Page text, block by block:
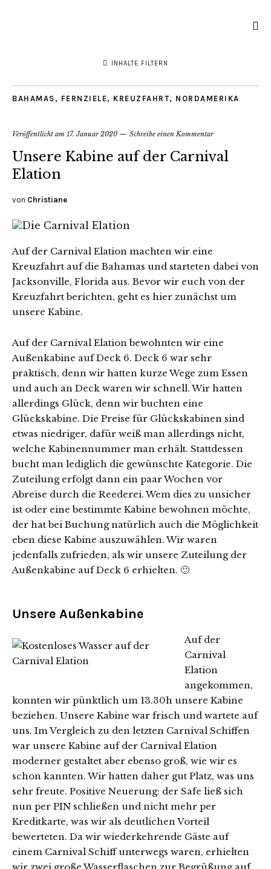
INHALTE FILTERN
BAHAMAS , FERNZIELE, KREUZFAHRT, NORDAMERIKA
Veröffentlicht am 17. Januar 2020 Schreibe einen Kommentar
Unsere Kabine auf der Carnival
Elation
von Christiane
Auf der Carnival Elation machten wir eine
Kreuzfahrt auf die Bahamas und starteten dabei von
Jacksonville, Florida aus. Bevor wir euch von der
Kreuzfahrt berichten, geht es hier zunächst um
unsere Kabine.
Auf der Carnival Elation bewohnten wir eine
Außenkabine auf Deck 6. Deck 6 war sehr
praktisch, denn wir hatten kurze Wege zum Essen
und auch an Deck waren wir schnell. Wir hatten
allerdings Glück, denn wir buchten eine
Glückskabine. Die Preise für Glückskabinen sind
etwas niedriger, dafür weiß man allerdings nicht,
welche Kabinennummer man erhält. Stattdessen
bucht man lediglich die gewünschte Kategorie. Die
Zuteilung erfolgt dann ein paar Wochen vor
Abreise durch die Reederei. Wem dies zu unsicher
ist oder eine bestimmte Kabine bewohnen möchte,
der hat bei Buchung natürlich auch die Möglichkeit
eben diese Kabine auszuwählen. Wir waren
jedenfalls zufrieden, als wir unsere Zuteilung der
Außenkabine auf Deck 6 erhielten. 🙂
Unsere Außenkabine
Auf der
Carnival
Elation
angekommen,
konnten wir pünktlich um 13.30h unsere Kabine
beziehen. Unsere Kabine war frisch und wartete auf
uns. Im Vergleich zu den letzten Carnival Schiffen
war unsere Kabine auf der Carnival Elation
moderner gestaltet aber ebenso groß, wie wir es
schon kannten. Wir hatten daher gut Platz, was uns
sehr freute. Positive Neuerung: der Safe ließ sich
nun per PIN schließen und nicht mehr per
Kreditkarte, was wir als deutlichen Vorteil
bewerteten. Da wir wiederkehrende Gäste auf
einem Carnival Schiff unterwegs waren, erhielten